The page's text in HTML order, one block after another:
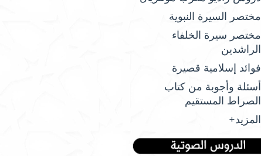
مختصر السيرة النبوية
مختصر سيرة الخلفاء
الراشدين
فوائد إسلامية قصيرة
أسئلة وأجوبة من كتاب
الصراط المستقيم
المزيد+